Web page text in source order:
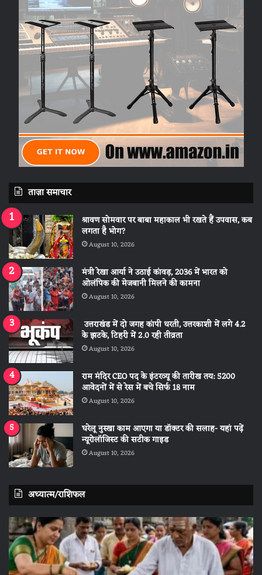
ताज़ा समाचार
श्रावण सोमवार पर बाबा महाकाल भी रखते हैं उपवास, कब
लगता है भोग?
August 10, 2026
मंत्री रेखा आर्या ने उठाई कांवड़, 2036 में भारत को
ओलंपिक की मेजबानी मिलने की कामना
August 10, 2026
उत्तराखंड में दो जगह कांपी धरती, उत्तरकाशी में लगे 4.2
के झटके, टिहरी में 2.0 रही तीव्रता
August 10, 2026
राम मंदिर CEO पद के इंटरव्यू की तारीख तय: 5200
आवेदनों में से रेस में बचे सिर्फ 18 नाम
August 10, 2026
घरेलू नुस्खा काम आएगा या डॉक्टर की सलाह- यहां पढ़ें
न्यूरोलॉजिस्ट की सटीक गाइड
August 10, 2026
अध्यात्म/राशिफल